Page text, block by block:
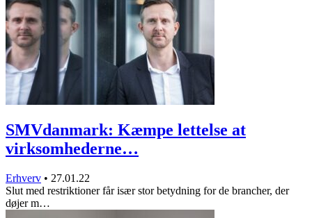
SMVdanmark: Kæmpe lettelse at
virksomhederne…
Erhverv • 27.01.22
Slut med restriktioner får især stor betydning for de brancher, der
døjer m…